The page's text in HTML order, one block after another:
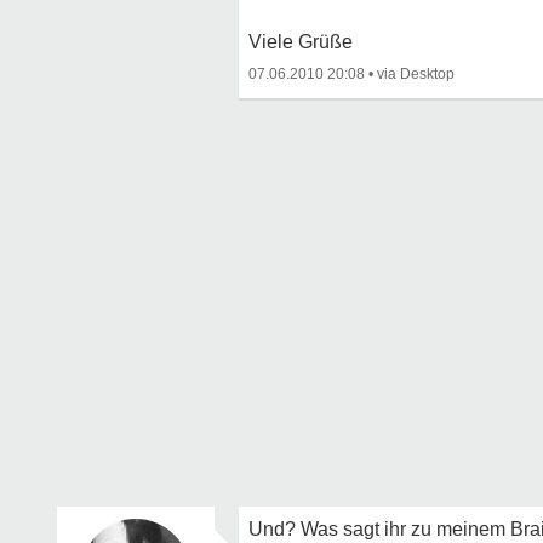
Viele Grüße
07.06.2010 20:08 •
Und? Was sagt ihr zu meinem